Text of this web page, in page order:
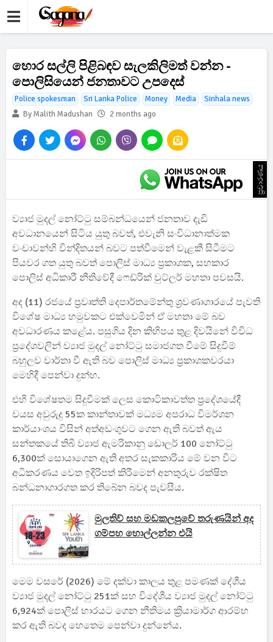
හොර සල්ලි පිළිබඳව සැලකිලිමත් වන්න -
පොලිසියෙන් ජනතාවට උපදෙස්
Police spokesman Sri Lanka Police Money Media
Sinhala news
By Malith Madushan
2 months ago
ප්‍රචාරණය
ව්‍යාජ මුදල් නෝට්ටු සම්බන්ධයෙන් ජනතාව දැඩි
අවධානයෙන් සිටිය යුතු බවත්, එවැනි සංවිධානාත්මක
වංචාවන්හි වින්දිතයන් බවට පත්වීමෙන් වැළකී සිටීමට
පියවර ගත යුතු බවත් පොලිස් මාධ්‍ය ප්‍රකාශක, සහකාර
පොලිස් අධිකාරී නීතිවේදී ෆෙඩ්රික් වුට්ලර් මහතා පවසයි.
අද (11) රජයේ ප්‍රවෘත්ති දෙපාර්තමේන්තු ශ්‍රවණාගාරයේ පැවති
විශේෂ මාධ්‍ය හමුවකට එක්වෙමින් ඒ මහතා මේ බව
අවධාරණය කළේය. පසුගිය දින කිහිපය තුළ දිවයිනේ විවිධ
ප්‍රදේශවලින් ව්‍යාජ මුදල් නෝට්ටු සමාජගත වීමේ සිදුවීම්
බහුලව වාර්තා වී ඇති බව පොලිස් මාධ්‍ය ප්‍රකාශකවරයා
මෙහිදී පෙන්වා දුන්හ.
එහි විශේෂතම සිදුවීමක් ලෙස කොටිකාවත්ත ප්‍රදේශයේදී
වයස අවුරුදු 55ක කාන්තාවක් මධ්‍යම අපරාධ විමර්ශන
කාර්යාංශය විසින් අත්අඩංගුවට ගෙන ඇති බවත් ඇය
සන්තකයේ තිබී ව්‍යාජ ඇමරිකානු ඩොලර් 100 නෝට්ටු
6,300ක් සොයාගෙන ඇති අතර සැකකාරිය මේ වන විට
අධිකරණය වෙත ඉදිරිපත් කිරීමෙන් අනතුරුව රක්ෂිත
බන්ධනාගාරගත කර තිබේන බවද පැවසීය.
මුලතිව් සහ මඩකලපුවේ තරුණයින් අද
ගම්පහ හොල්ලන්න එයි
මෙම වසරේ (2026) මේ දක්වා කාලය තුළ පමණක් දේශීය
ව්‍යාජ මුදල් නෝට්ටු 251ක් සහ විදේශීය ව්‍යාජ මුදල් නෝට්ටු
6,924ක් පොලිස් භාරයට ගෙන නීතිමය ක්‍රියාමාර්ග ආරම්භ
කර ඇති බවද හෙතෙම පෙන්වා දුන්නේය.